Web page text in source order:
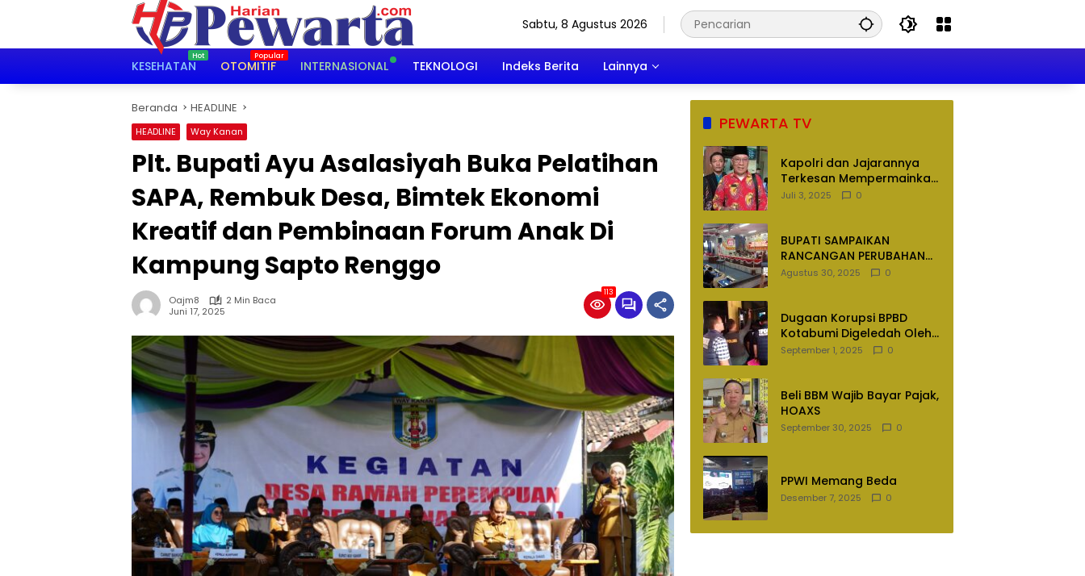
Sabtu, 8 Agustus 2026
KESEHATAN OTOMITIF INTERNASIONAL TEKNOLOGI Indeks Berita Lainnya
Beranda HEADLINE
HEADLINE Way Kanan
Plt. Bupati Ayu Asalasiyah Buka Pelatihan
SAPA, Rembuk Desa, Bimtek Ekonomi
Kreatif dan Pembinaan Forum Anak Di
Kampung Sapto Renggo
Oajm8
2 Min Baca
Juni 17, 2025
113
PEWARTA TV
Kapolri dan Jajarannya
Terkesan Mempermainkan
Hukum
Juli 3, 2025 0
BUPATI SAMPAIKAN
RANCANGAN PERUBAHAN
APBD TAHUN ANGGARAN
Agustus 30, 2025 0
Dugaan Korupsi BPBD
Kotabumi Digeledah Oleh
Tim Penyidik Polres
September 1, 2025 0
Beli BBM Wajib Bayar Pajak,
HOAXS
September 30, 2025 0
PPWI Memang Beda
Desember 7, 2025 0